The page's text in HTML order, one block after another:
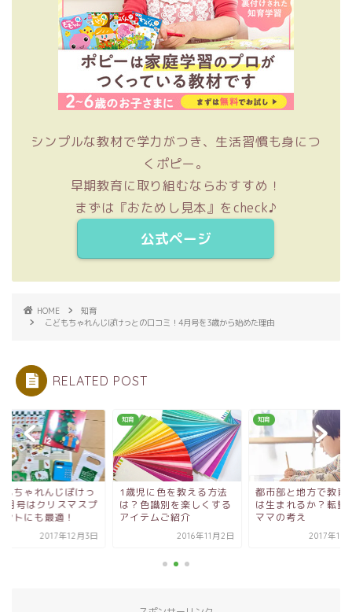
シンプルな教材で学力がつき、生活習慣も身につ
くポピー。
早期教育に取り組むならおすすめ！
まずは『おためし見本』をcheck♪
公式ページ
HOME
知育
こどもちゃれんじぽけっとの口コミ！4月号を3歳から始めた理由
RELATED POST
もちゃれんじぽけっ
月号はクリスマスプ
トにも最適！
2017年12月3日
知育
1歳児に色を教える方法
は？色識別を楽しくする
アイテムご紹介
2016年11月2日
知育
都市部と地方で教育
は生まれるか？転勤
ママの考え
2017年10